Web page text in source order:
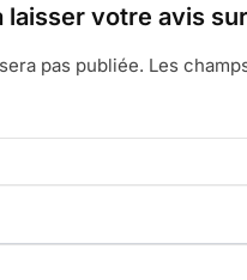
votre avis sur
pas publiée. Les